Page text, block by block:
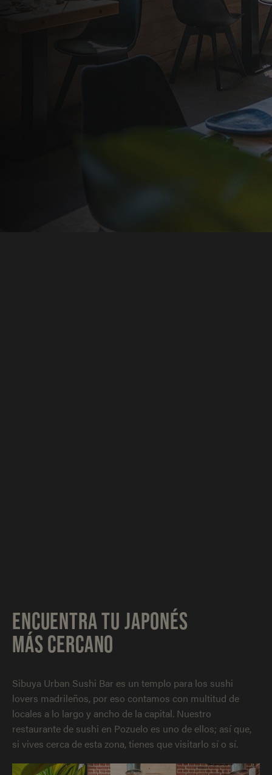
ENCUENTRA TU JAPONÉS
MÁS CERCANO
Sibuya Urban Sushi Bar es un templo para los sushi
lovers madrileños, por eso contamos con multitud de
locales a lo largo y ancho de la capital. Nuestro
restaurante de sushi en Pozuelo es uno de ellos; así que,
si vives cerca de esta zona, tienes que visitarlo sí o sí.